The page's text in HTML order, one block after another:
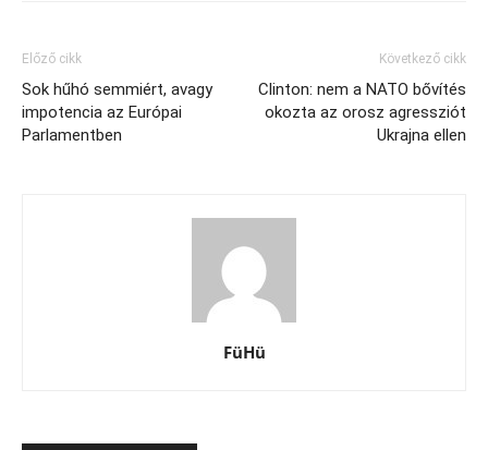
Előző cikk
Sok hűhó semmiért, avagy
impotencia az Európai
Parlamentben
Következő cikk
Clinton: nem a NATO bővítés
okozta az orosz agressziót
Ukrajna ellen
FüHü